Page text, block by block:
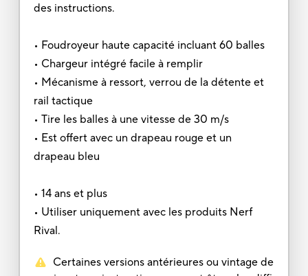
des instructions.
• Foudroyeur haute capacité incluant 60 balles
• Chargeur intégré facile à remplir
• Mécanisme à ressort, verrou de la détente et
rail tactique
• Tire les balles à une vitesse de 30 m/s
• Est offert avec un drapeau rouge et un
drapeau bleu
• 14 ans et plus
• Utiliser uniquement avec les produits Nerf
Rival.
Certaines versions antérieures ou vintage de